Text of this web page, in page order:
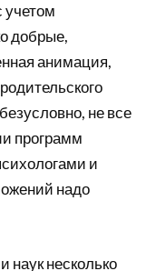
учетом
добрые,
анимация,
не все
программ
и
надо
наук несколько